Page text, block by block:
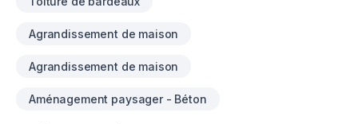
Agrandissement de maison
Agrandissement de maison
Aménagement paysager - Béton